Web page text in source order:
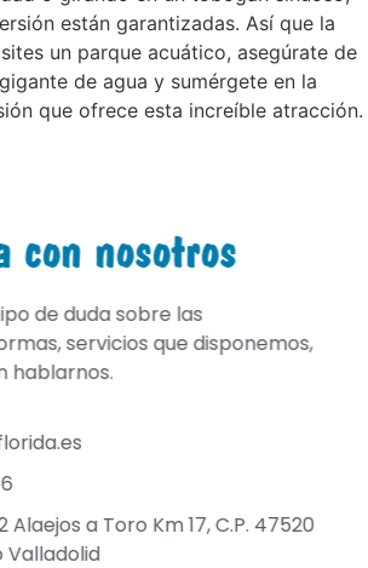
están garantizadas. Así que la
un parque acuático, asegúrate de
de agua y sumérgete en la
que ofrece esta increíble atracción.
con nosotros
de duda sobre las
servicios que disponemos,
hablarnos.
Alaejos a Toro Km 17, C.P. 47520
Valladolid